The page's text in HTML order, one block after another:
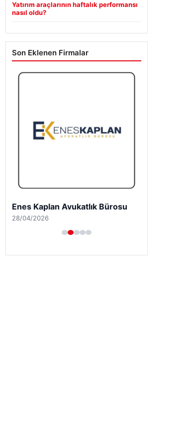
Yatırım araçlarının haftalık performansı
nasıl oldu?
Son Eklenen Firmalar
Enes Kaplan Avukatlık Bürosu
28/04/2026